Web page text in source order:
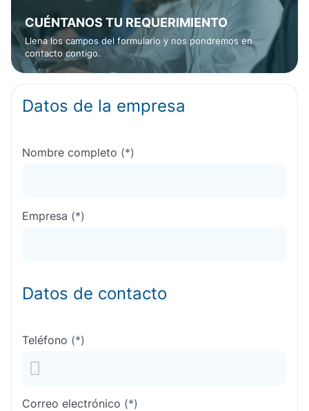
CUÉNTANOS TU REQUERIMIENTO
Llena los campos del formulario y nos pondremos en
contacto contigo.
Datos de la empresa
Nombre completo (*)
Empresa (*)
Datos de contacto
Teléfono (*)
Correo electrónico (*)